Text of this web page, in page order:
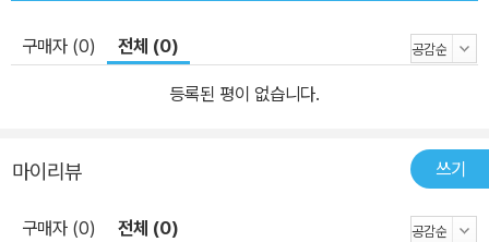
를 가져올 수 있는지 청소년 독자들이 공감할 수 있도록 다양한 대화
예시와 경험담을 담고 있다. 책 곳곳에 색자로 표시된 16세, 17세 청
소년들의 생생한 고민과 경험담이 실려 있어서 독자들은 마치 자기
다. 30여 년 가까이 교사로 재직하고, 2천 회 이상의 비폭력 대화 강
연을 진행한 저자의 생생한 경험이 녹아 있다는 점 역시 이 책의 장점
이다. 학교 현장에서 만난 아이들의 경험을 비롯해 부모, 형제, 친구,
구매자 (0) 전체 (0)
등록된 평이 없습니다.
마이리뷰 쓰기
구매자 (0) 전체 (0)